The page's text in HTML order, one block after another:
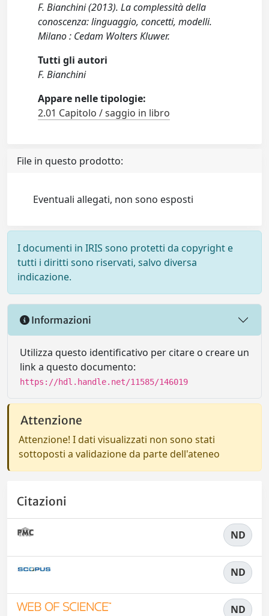
F. Bianchini (2013). La complessità della
conoscenza: linguaggio, concetti, modelli.
Milano : Cedam Wolters Kluwer.
Tutti gli autori
F. Bianchini
Appare nelle tipologie:
2.01 Capitolo / saggio in libro
File in questo prodotto:
Eventuali allegati, non sono esposti
I documenti in IRIS sono protetti da copyright e
tutti i diritti sono riservati, salvo diversa
indicazione.
Informazioni
Utilizza questo identificativo per citare o creare un
link a questo documento:
https://hdl.handle.net/11585/146019
Attenzione
Attenzione! I dati visualizzati non sono stati
sottoposti a validazione da parte dell'ateneo
Citazioni
ND
ND
ND